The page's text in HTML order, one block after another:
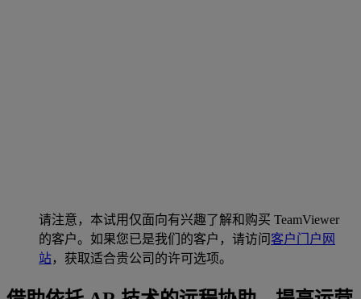
请注意，本试用仅面向有兴趣了解和购买 TeamViewer
的客户。如果您已是我们的客户，请访问 客户门户网
站，获取适合贵公司的许可选项。